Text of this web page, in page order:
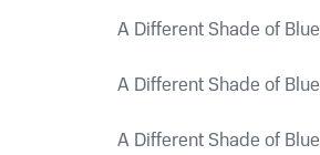
A Different Shade of Blue
A Different Shade of Blue
A Different Shade of Blue